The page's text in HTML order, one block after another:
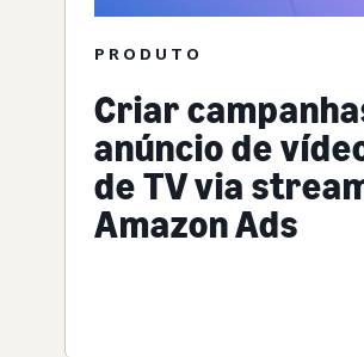
PRODUTO
Criar
anúncio de
de TV via
Amazon Ads